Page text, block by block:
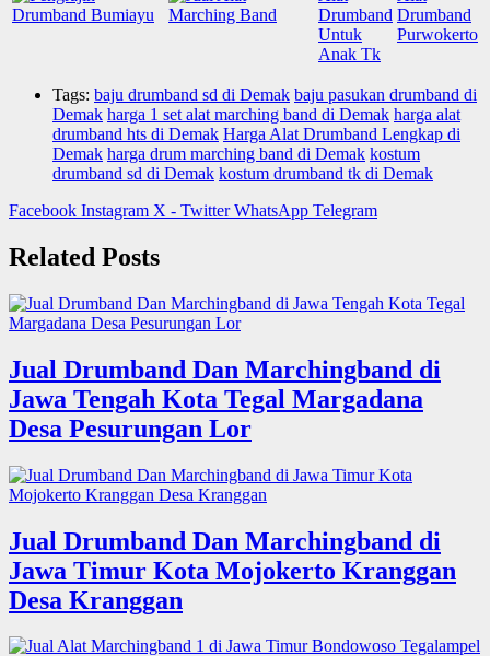
Tags: baju drumband sd di Demak baju pasukan drumband di
Demak harga 1 set alat marching band di Demak harga alat
drumband hts di Demak Harga Alat Drumband Lengkap di
Demak harga drum marching band di Demak kostum
drumband sd di Demak kostum drumband tk di Demak
Facebook Instagram X - Twitter WhatsApp Telegram
Related Posts
Jual Drumband Dan Marchingband di
Jawa Tengah Kota Tegal Margadana
Desa Pesurungan Lor
Jual Drumband Dan Marchingband di
Jawa Timur Kota Mojokerto Kranggan
Desa Kranggan